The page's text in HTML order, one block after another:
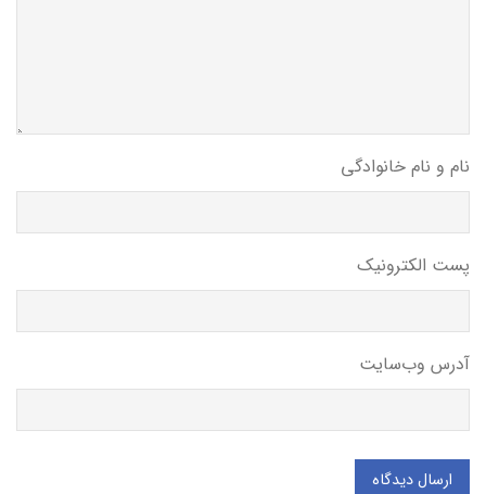
نام و نام خانوادگی
پست الکترونیک
آدرس وب‌سایت
ارسال دیدگاه